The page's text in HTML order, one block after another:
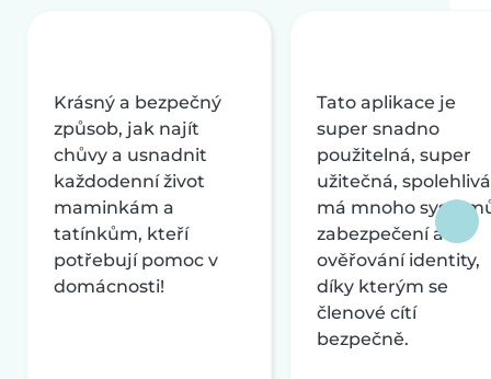
Krásný a bezpečný
způsob, jak najít
chůvy a usnadnit
každodenní život
maminkám a
tatínkům, kteří
potřebují pomoc v
domácnosti!
Tato aplikace je
super snadno
použitelná, super
užitečná,
má mnoho
zabezpečení a
ověřování identity,
díky kterým se
členové cítí
bezpečně.